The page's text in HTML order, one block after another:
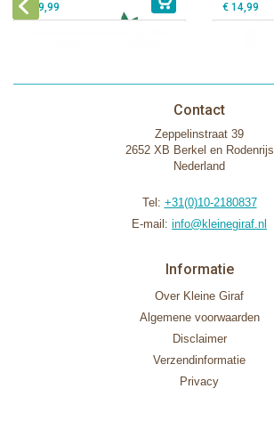
€ 39,99 € 14,99
Contact
Zeppelinstraat 39
2652 XB Berkel en Rodenrijs
Nederland
Tel: +31(0)10-2180837
E-mail: info@kleinegiraf.nl
Informatie
Over Kleine Giraf
Algemene voorwaarden
Disclaimer
Verzendinformatie
Privacy